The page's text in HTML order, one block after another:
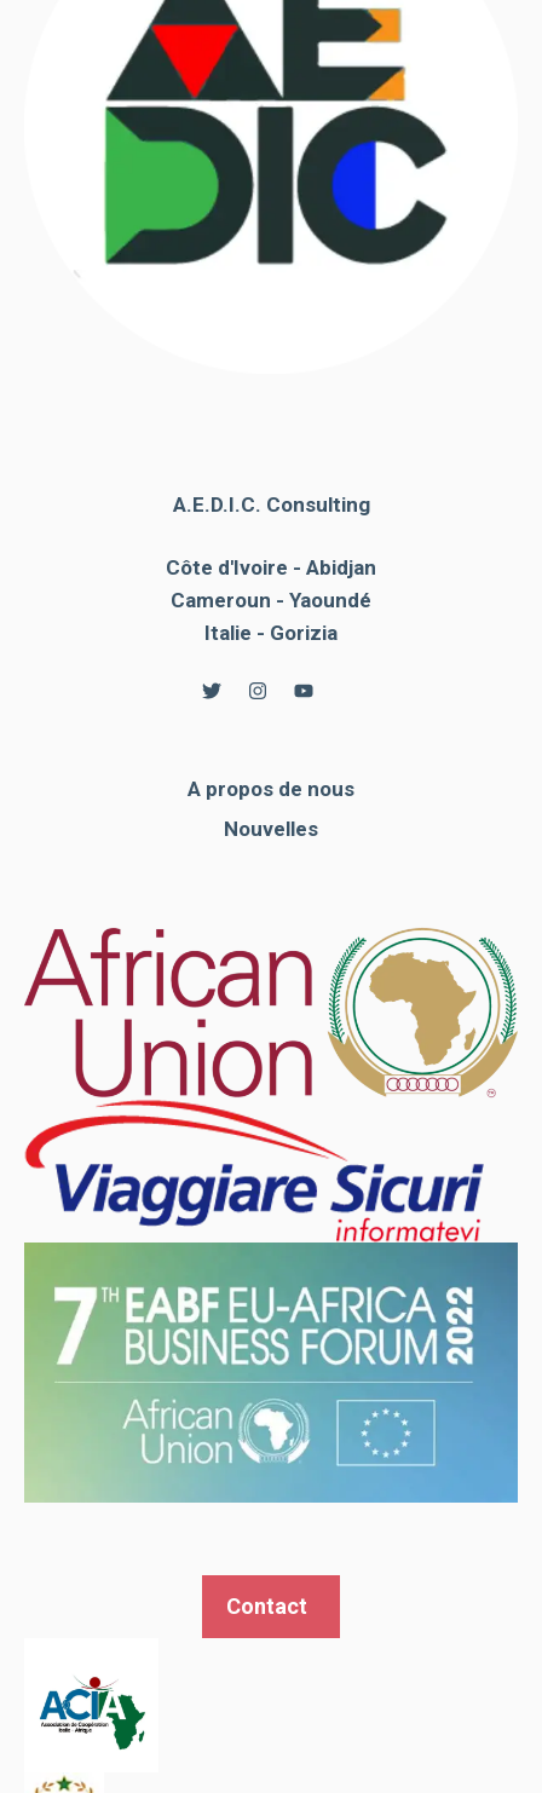
A.E.D.I.C. Consulting
Côte d'Ivoire - Abidjan
Cameroun - Yaoundé
Italie - Gorizia
A propos de nous
Nouvelles
Contact